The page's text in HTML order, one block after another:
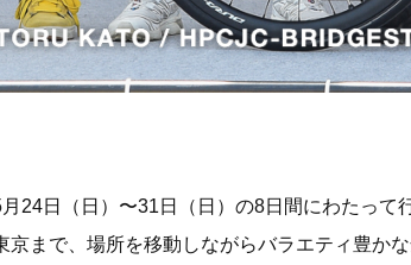
24日（日）〜31日（日）の8日間にわたって
京まで、場所を移動しながらバラエティ豊か